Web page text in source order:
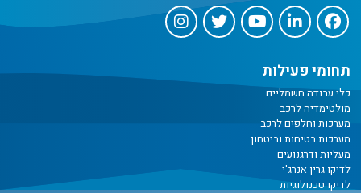
תחומי פעילות
כלי עבודה חשמליים
מולטימדיה לרכב
מערכות וחלפים לרכב
מערכות בטיחות וביטחון
מעליות ודרגנועים
לדיקו גרין אנרג'י
לדיקו טכנולוגיות